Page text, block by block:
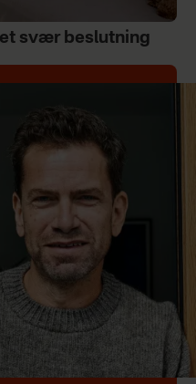
svær beslutning